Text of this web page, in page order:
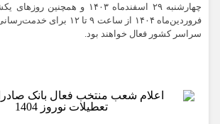
فروردین‌ماه ۱۴۰۴ از ساعت ٩
سراسر کشور فعال خواهند بود.